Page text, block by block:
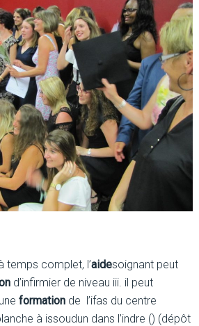
temps complet, l’aidesoignant peut
d’infirmier de niveau iii. il peut
formationde l’ifas du centre
à issoudun dans l’indre () (dépôt